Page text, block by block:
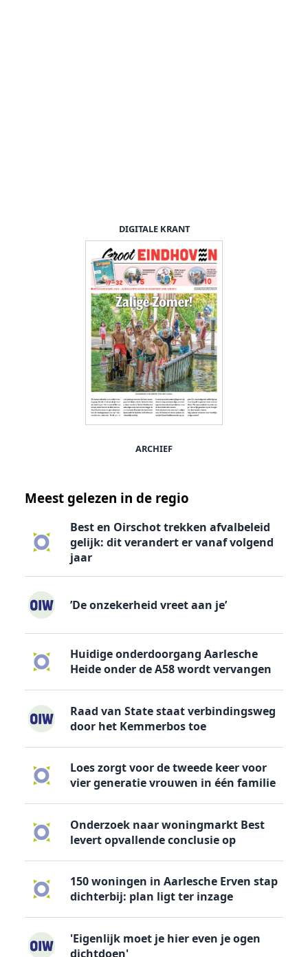
DIGITALE KRANT
ARCHIEF
Meest gelezen in de regio
Best en Oirschot trekken afvalbeleid
gelijk: dit verandert er vanaf volgend
jaar
’De onzekerheid vreet aan je’
Huidige onderdoorgang Aarlesche
Heide onder de A58 wordt vervangen
Raad van State staat verbindingsweg
door het Kemmerbos toe
Loes zorgt voor de tweede keer voor
vier generatie vrouwen in één familie
Onderzoek naar woningmarkt Best
levert opvallende conclusie op
150 woningen in Aarlesche Erven stap
dichterbij: plan ligt ter inzage
'Eigenlijk moet je hier even je ogen
dichtdoen'